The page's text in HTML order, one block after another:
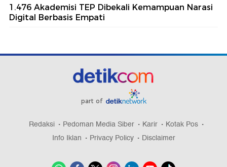
1.476 Akademisi TEP Dibekali Kemampuan Narasi
Digital Berbasis Empati
part of
Redaksi Pedoman Media Siber Karir
Kotak Pos
Info Iklan
Privacy Policy Disclaimer